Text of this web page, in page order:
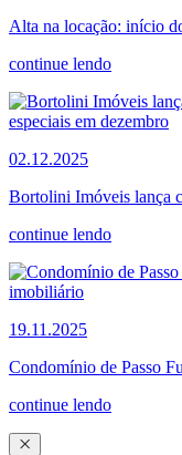
Alta na locação: início
continue lendo
02.12.2025
Bortolini Imóveis lança
continue lendo
19.11.2025
Condomínio de Passo
continue lendo